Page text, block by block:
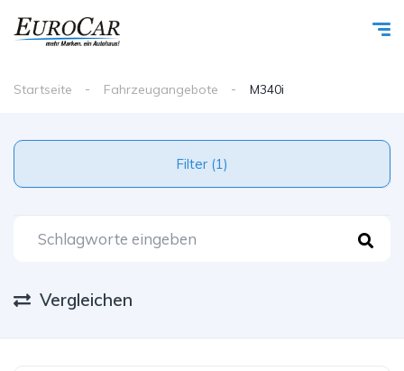
Startseite Fahrzeugangebote M340i
Filter (1)
Vergleichen